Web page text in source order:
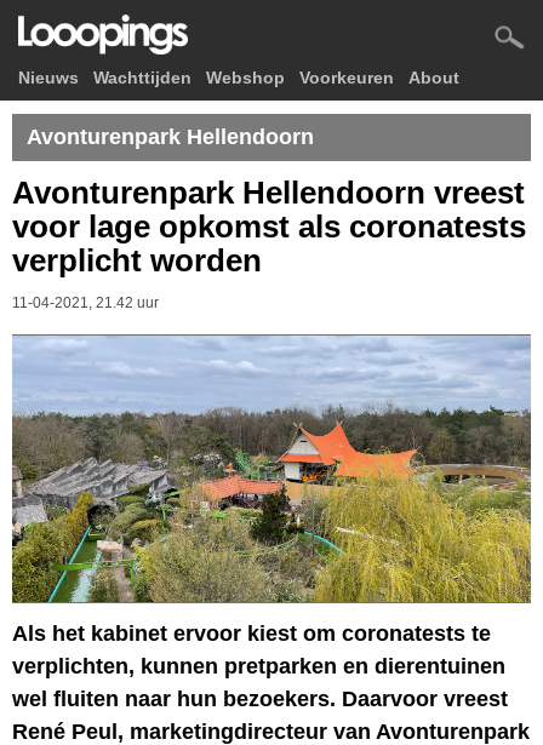
Nieuws Wachttijden Webshop Voorkeuren About
Avonturenpark Hellendoorn
Avonturenpark Hellendoorn vreest
voor lage opkomst als coronatests
verplicht worden
11-04-2021, 21.42 uur
Als het kabinet ervoor kiest om coronatests te
verplichten, kunnen pretparken en dierentuinen
wel fluiten naar hun bezoekers. Daarvoor vreest
René Peul, marketingdirecteur van Avonturenpark